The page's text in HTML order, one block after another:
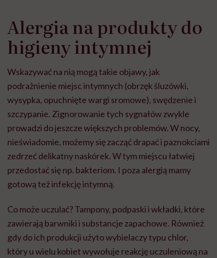
Alergia na produkty do
higieny intymnej
Wskazywać na nią mogą takie objawy, jak
podrażnienie miejsc intymnych (obrzęk śluzówki,
wysypka, opuchnięte wargi sromowe), swędzenie i
szczypanie. Zignorowanie tych sygnałów zwykle
prowadzi do jeszcze większych problemów. W nocy,
nieświadomie, możemy się zacząć drapać i paznokciami
zedrzeć delikatny naskórek. W tym miejscu łatwiej
przedostać się np. bakteriom. I poza alergią mamy
gotową też infekcję intymną.
Co może uczulać? Tampony, podpaski i wkładki, które
zawierają barwniki i substancje zapachowe. Również
gdy do ich produkcji użyto wybielaczy typu chlor,
który u wielu kobiet wywołuje reakcję uczuleniową na